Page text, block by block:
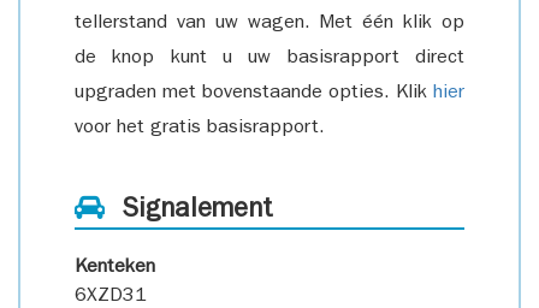
tellerstand van uw wagen. Met één klik op
de knop kunt u uw basisrapport direct
upgraden met bovenstaande opties. Klik hier
voor het gratis basisrapport.
Signalement
Kenteken
6XZD31